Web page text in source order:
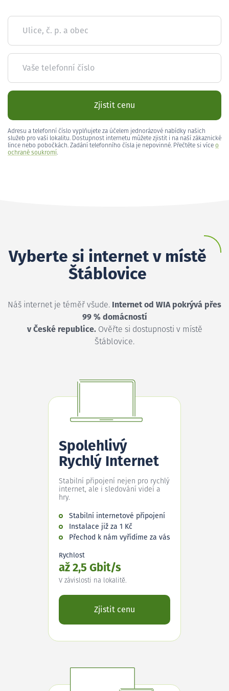
Ulice, č. p. a obec
Vaše telefonní číslo
Zjistit cenu
Adresu a telefonní číslo vyplňujete za účelem jednorázové nabídky našich
služeb pro vaši lokalitu. Dostupnost internetu můžete zjistit i na naší zákaznické
lince nebo pobočkách. Zadání telefonního čísla je nepovinné. Přečtěte si více o
ochraně soukromí.
Vyberte si internet v místě
Štáblovice
Náš internet je téměř všude. Internet od WIA pokrývá přes
99 % domácností
v České republice.Ověřte si dostupnosti v místě
Štáblovice.
Spolehlivý
Rychlý Internet
Stabilní připojení nejen pro rychlý
internet, ale i sledování videí a
hry.
Stabilní internetové připojení
Instalace již za 1 Kč
Přechod k nám vyřídíme za vás
Rychlost
až 2,5 Gbit/s
V závislosti na lokalitě.
Zjistit cenu